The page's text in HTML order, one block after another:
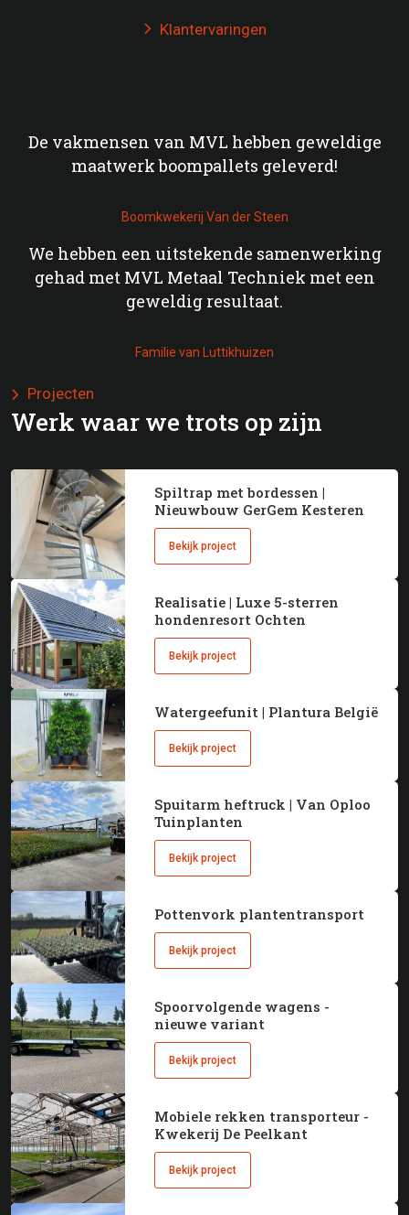
 Klantervaringen
De vakmensen van MVL hebben geweldige
maatwerk boompallets geleverd!
Boomkwekerij Van der Steen
We hebben een uitstekende samenwerking
gehad met MVL Metaal Techniek met een
geweldig resultaat.
Familie van Luttikhuizen
 Projecten
Werk waar we trots op zijn
Spiltrap met bordessen |
Nieuwbouw GerGem Kesteren
Bekijk project
Realisatie | Luxe 5-sterren
hondenresort Ochten
Bekijk project
Watergeefunit | Plantura België
Bekijk project
Spuitarm heftruck | Van Oploo
Tuinplanten
Bekijk project
Pottenvork plantentransport
Bekijk project
Spoorvolgende wagens -
nieuwe variant
Bekijk project
Mobiele rekken transporteur -
Kwekerij De Peelkant
Bekijk project